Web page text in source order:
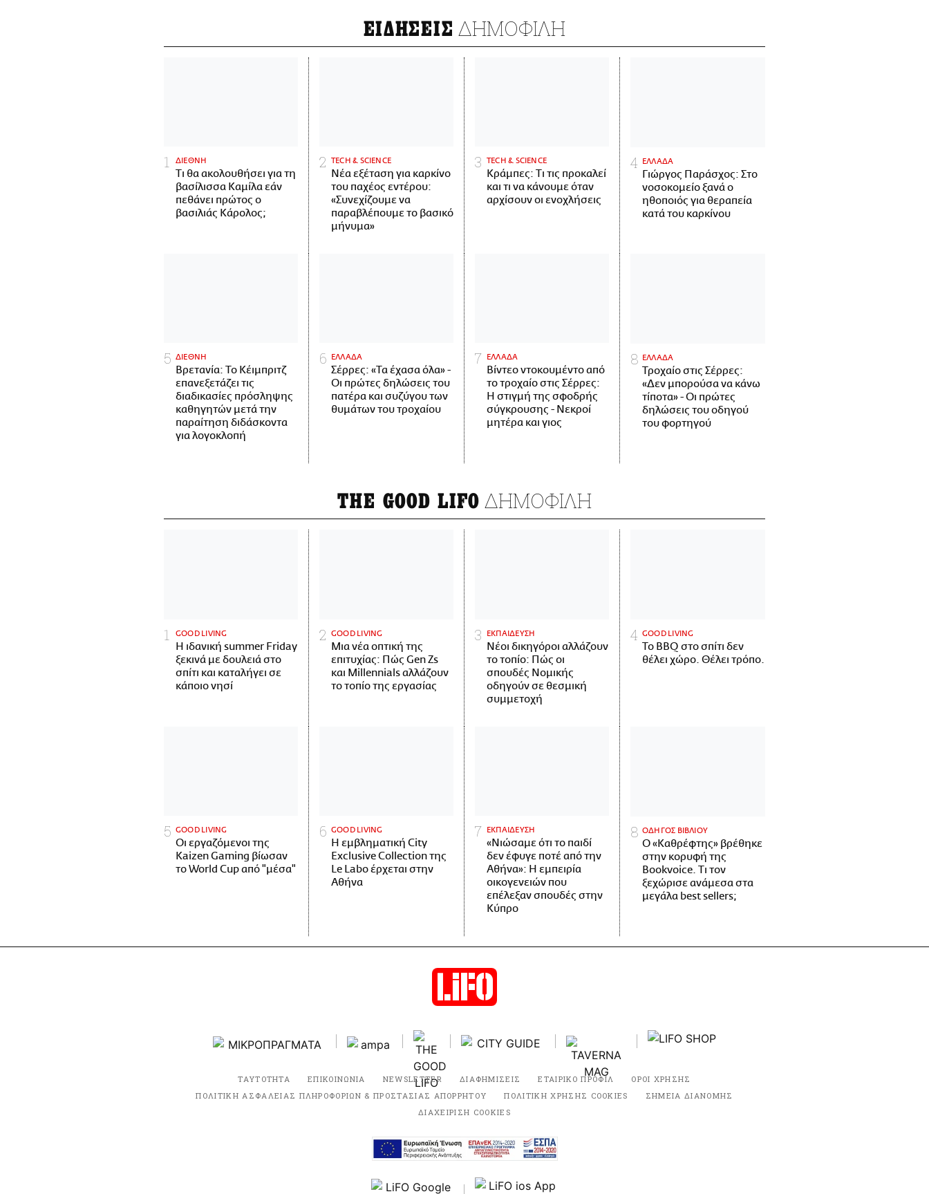
ΕΙΔΗΣΕΙΣ ΔΗΜΟΦΙΛΗ
ΔΙΕΘΝΗ
Τι θα ακολουθήσει για τη
βασίλισσα Καμίλα εάν
πεθάνει πρώτος ο
βασιλιάς Κάρολος;
ΤECH & SCIENCE
Νέα εξέταση για καρκίνο
του παχέος εντέρου:
«Συνεχίζουμε να
παραβλέπουμε το βασικό
μήνυμα»
ΤECH & SCIENCE
Κράμπες: Τι τις προκαλεί
και τι να κάνουμε όταν
αρχίσουν οι ενοχλήσεις
ΕΛΛΑΔΑ
Γιώργος Παράσχος: Στο
νοσοκομείο ξανά ο
ηθοποιός για θεραπεία
κατά του καρκίνου
ΔΙΕΘΝΗ
Βρετανία: Το Κέιμπριτζ
επανεξετάζει τις
διαδικασίες πρόσληψης
καθηγητών μετά την
παραίτηση διδάσκοντα
για λογοκλοπή
ΕΛΛΑΔΑ
Σέρρες: «Τα έχασα όλα» -
Οι πρώτες δηλώσεις του
πατέρα και συζύγου των
θυμάτων του τροχαίου
ΕΛΛΑΔΑ
Βίντεο ντοκουμέντο από
το τροχαίο στις Σέρρες:
Η στιγμή της σφοδρής
σύγκρουσης - Νεκροί
μητέρα και γιος
ΕΛΛΑΔΑ
Τροχαίο στις Σέρρες:
«Δεν μπορούσα να κάνω
τίποτα» - Οι πρώτες
δηλώσεις του οδηγού
του φορτηγού
THE GOOD LIFO ΔΗΜΟΦΙΛΗ
GOOD LIVING
Η ιδανική summer Friday
ξεκινά με δουλειά στο
σπίτι και καταλήγει σε
κάποιο νησί
GOOD LIVING
Μια νέα οπτική της
επιτυχίας: Πώς Gen Zs
και Millennials αλλάζουν
το τοπίο της εργασίας
ΕΚΠΑΙΔΕΥΣΗ
Νέοι δικηγόροι αλλάζουν
το τοπίο: Πώς οι
σπουδές Νομικής
οδηγούν σε θεσμική
συμμετοχή
GOOD LIVING
Το BBQ στο σπίτι δεν
θέλει χώρο. Θέλει τρόπο.
GOOD LIVING
Οι εργαζόμενοι της
Kaizen Gaming βίωσαν
το World Cup από "μέσα"
GOOD LIVING
Η εμβληματική City
Exclusive Collection της
Le Labo έρχεται στην
Αθήνα
ΕΚΠΑΙΔΕΥΣΗ
«Νιώσαμε ότι το παιδί
δεν έφυγε ποτέ από την
Αθήνα»: Η εμπειρία
οικογενειών που
επέλεξαν σπουδές στην
Κύπρο
ΟΔΗΓΟΣ ΒΙΒΛΙΟΥ
Ο «Καθρέφτης» βρέθηκε
στην κορυφή της
Bookvoice. Τι τον
ξεχώρισε ανάμεσα στα
μεγάλα best sellers;
ΤΑΥΤΟΤΗΤΑ ΕΠΙΚΟΙΝΩΝΙΑ NEWSLETTER ΔΙΑΦΗΜΙΣΕΙΣ ΕΤΑΙΡΙΚΟ ΠΡΟΦΙΛ
ΟΡΟΙ ΧΡΗΣΗΣ
ΠΟΛΙΤΙΚΗ ΑΣΦΑΛΕΙΑΣ ΠΛΗΡΟΦΟΡΙΩΝ & ΠΡΟΣΤΑΣΙΑΣ ΑΠΟΡΡΗΤΟΥ
ΠΟΛΙΤΙΚΗ ΧΡΗΣΗΣ COOKIES
ΣΗΜΕΙΑ ΔΙΑΝΟΜΗΣ
ΔΙΑΧΕΙΡΙΣΗ COOKIES